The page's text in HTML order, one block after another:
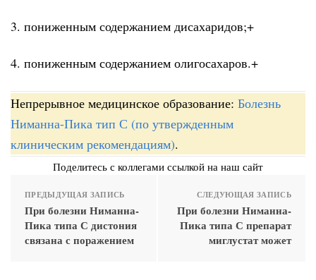
3. пониженным содержанием дисахаридов;+
4. пониженным содержанием олигосахаров.+
Непрерывное медицинское образование: Болезнь
Ниманна-Пика тип С (по утвержденным
клиническим рекомендациям).
Поделитесь с коллегами ссылкой на наш сайт
ПРЕДЫДУЩАЯ ЗАПИСЬ
При болезни Ниманна-
Пика типа С дистония
связана с поражением
СЛЕДУЮЩАЯ ЗАПИСЬ
При болезни Ниманна-
Пика типа С препарат
миглустат может